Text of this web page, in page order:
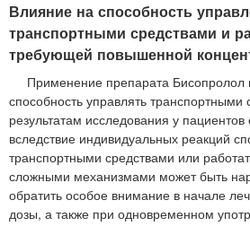
Влияние на способность
транспортными средствами и
требующей повышенной
Применение препарата Бисопролол
способность управлять транспортными
результатам исследования у
вследствие индивидуальных реакций
транспортными средствами или
сложными механизмами может быть
обратить особое внимание в начале
дозы, а также при одновременном